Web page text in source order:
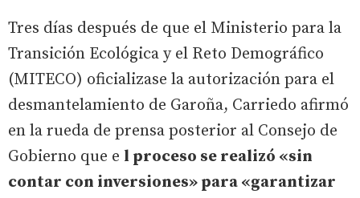
Tres días después de que el Ministerio para la
Transición Ecológica y el Reto Demográfico
(MITECO) oficializase la autorización para el
desmantelamiento de Garoña, Carriedo afirmó
en la rueda de prensa posterior al Consejo de
Gobierno que e l proceso se realizó «sin
contar con inversiones» para «garantizar